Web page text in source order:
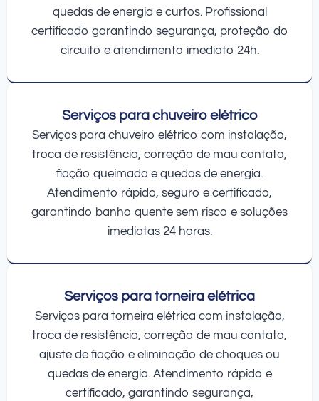
quedas de energia e curtos. Profissional
certificado garantindo segurança, proteção do
circuito e atendimento imediato 24h.
Serviços para chuveiro elétrico
Serviços para chuveiro elétrico com instalação,
troca de resistência, correção de mau contato,
fiação queimada e quedas de energia.
Atendimento rápido, seguro e certificado,
garantindo banho quente sem risco e soluções
imediatas 24 horas.
Serviços para torneira elétrica
Serviços para torneira elétrica com instalação,
troca de resistência, correção de mau contato,
ajuste de fiação e eliminação de choques ou
quedas de energia. Atendimento rápido e
certificado, garantindo segurança,